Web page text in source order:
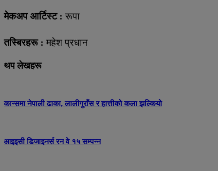
मेकअप आर्टिस्ट : रूपा
तस्बिरहरू : महेश प्रधान
थप लेखहरू
कान्समा नेपाली ढाका, लालीगुराँस र हात्तीको कला झल्कियो
आइइसी डिजाइनर्स रन वे १५ सम्पन्न